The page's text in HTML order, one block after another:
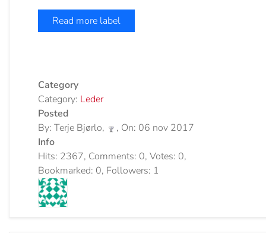
Read more label
Category
Category: Leder
Posted
By: Terje Bjørlo,
, On: 06 nov 2017
Info
Hits: 2367, Comments: 0, Votes: 0,
Bookmarked: 0, Followers: 1